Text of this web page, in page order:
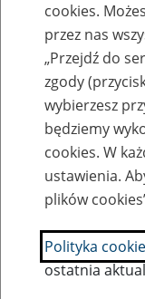
Baza
Nazwa zakładu pracy:
SZUKAJ
cookies.
przez nas
„Przejdź do
zgody
wybierzesz
będziemy
cookies. W
ustawienia.
plików
Polityka
ostatnia